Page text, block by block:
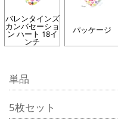
バレンタインズ
カンバセーショ
ン ハート 18イ
ンチ
パッケージ
単品
5枚セット